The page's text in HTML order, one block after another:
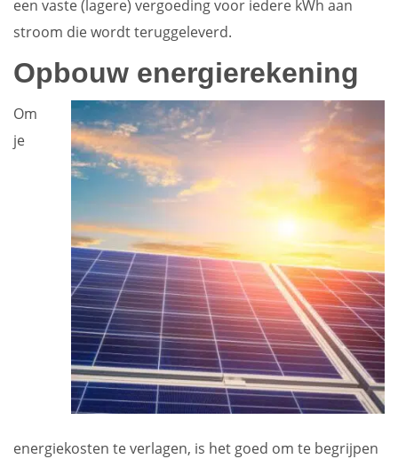
een vaste (lagere) vergoeding voor iedere kWh aan
stroom die wordt teruggeleverd.
Opbouw energierekening
Om
je
energiekosten te verlagen, is het goed om te begrijpen